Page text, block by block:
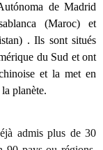
de Madrid
(Maroc) et
. Ils sont situés
du Sud et ont
et la met en
planète.
admis plus de 30